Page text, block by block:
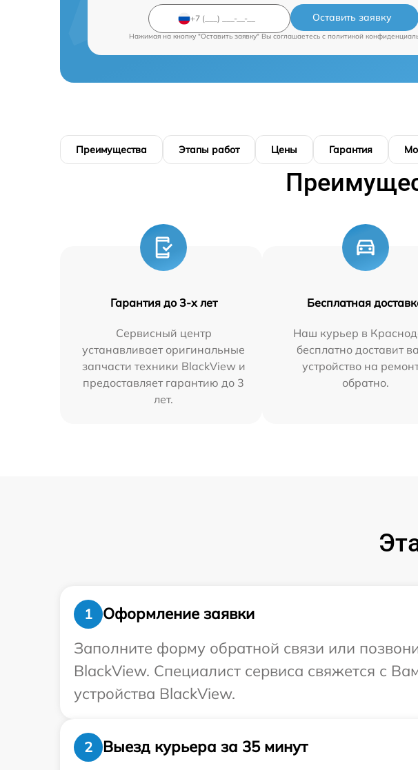
Оставить заявку
Нажимая на кнопку "Оставить заявку" Вы соглашаетесь c политикой
Преимущества Этапы работ Цены Гарантия
Гарантия до 3-х лет
Сервисный центр
устанавливает оригинальные
запчасти техники BlackView и
предоставляет гарантию до 3
лет.
Бесплатная
Наш курьер в
бесплатно доставит
устройство на
обратно.
1
Оформление заявки
Заполните форму обратной связи или
BlackView. Специалист сервиса свяжется с
устройства BlackView.
2
Выезд курьера за 35 минут